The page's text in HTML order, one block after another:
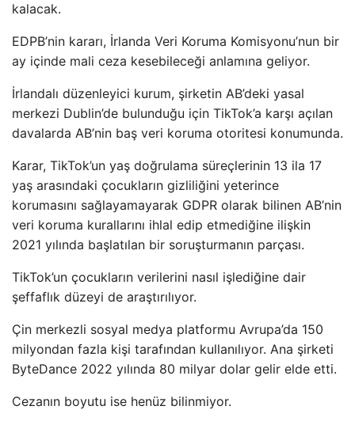
kalacak.
EDPB’nin kararı, İrlanda Veri Koruma Komisyonu’nun bir
ay içinde mali ceza kesebileceği anlamına geliyor.
İrlandalı düzenleyici kurum, şirketin AB’deki yasal
merkezi Dublin’de bulunduğu için TikTok’a karşı açılan
davalarda AB’nin baş veri koruma otoritesi konumunda.
Karar, TikTok’un yaş doğrulama süreçlerinin 13 ila 17
yaş arasındaki çocukların gizliliğini yeterince
korumasını sağlayamayarak GDPR olarak bilinen AB’nin
veri koruma kurallarını ihlal edip etmediğine ilişkin
2021 yılında başlatılan bir soruşturmanın parçası.
TikTok’un çocukların verilerini nasıl işlediğine dair
şeffaflık düzeyi de araştırılıyor.
Çin merkezli sosyal medya platformu Avrupa’da 150
milyondan fazla kişi tarafından kullanılıyor. Ana şirketi
ByteDance 2022 yılında 80 milyar dolar gelir elde etti.
Cezanın boyutu ise henüz bilinmiyor.